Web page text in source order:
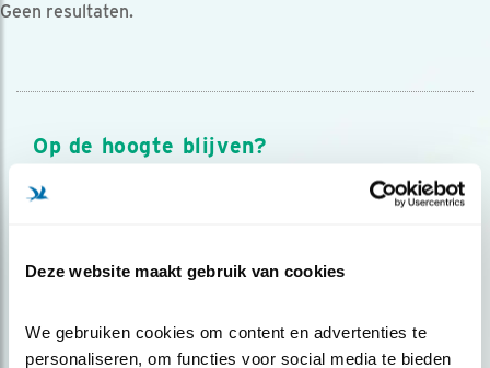
Deze website maakt gebruik van cookies
We gebruiken cookies om content en advertenties te
personaliseren, om functies voor social media te bieden
Geen resultaten.
Op de hoogte blijven?
Meld je aan en ontvang nieuws, inspiratie, acties en tips
over vogels en activiteiten van Vogelbescherming.